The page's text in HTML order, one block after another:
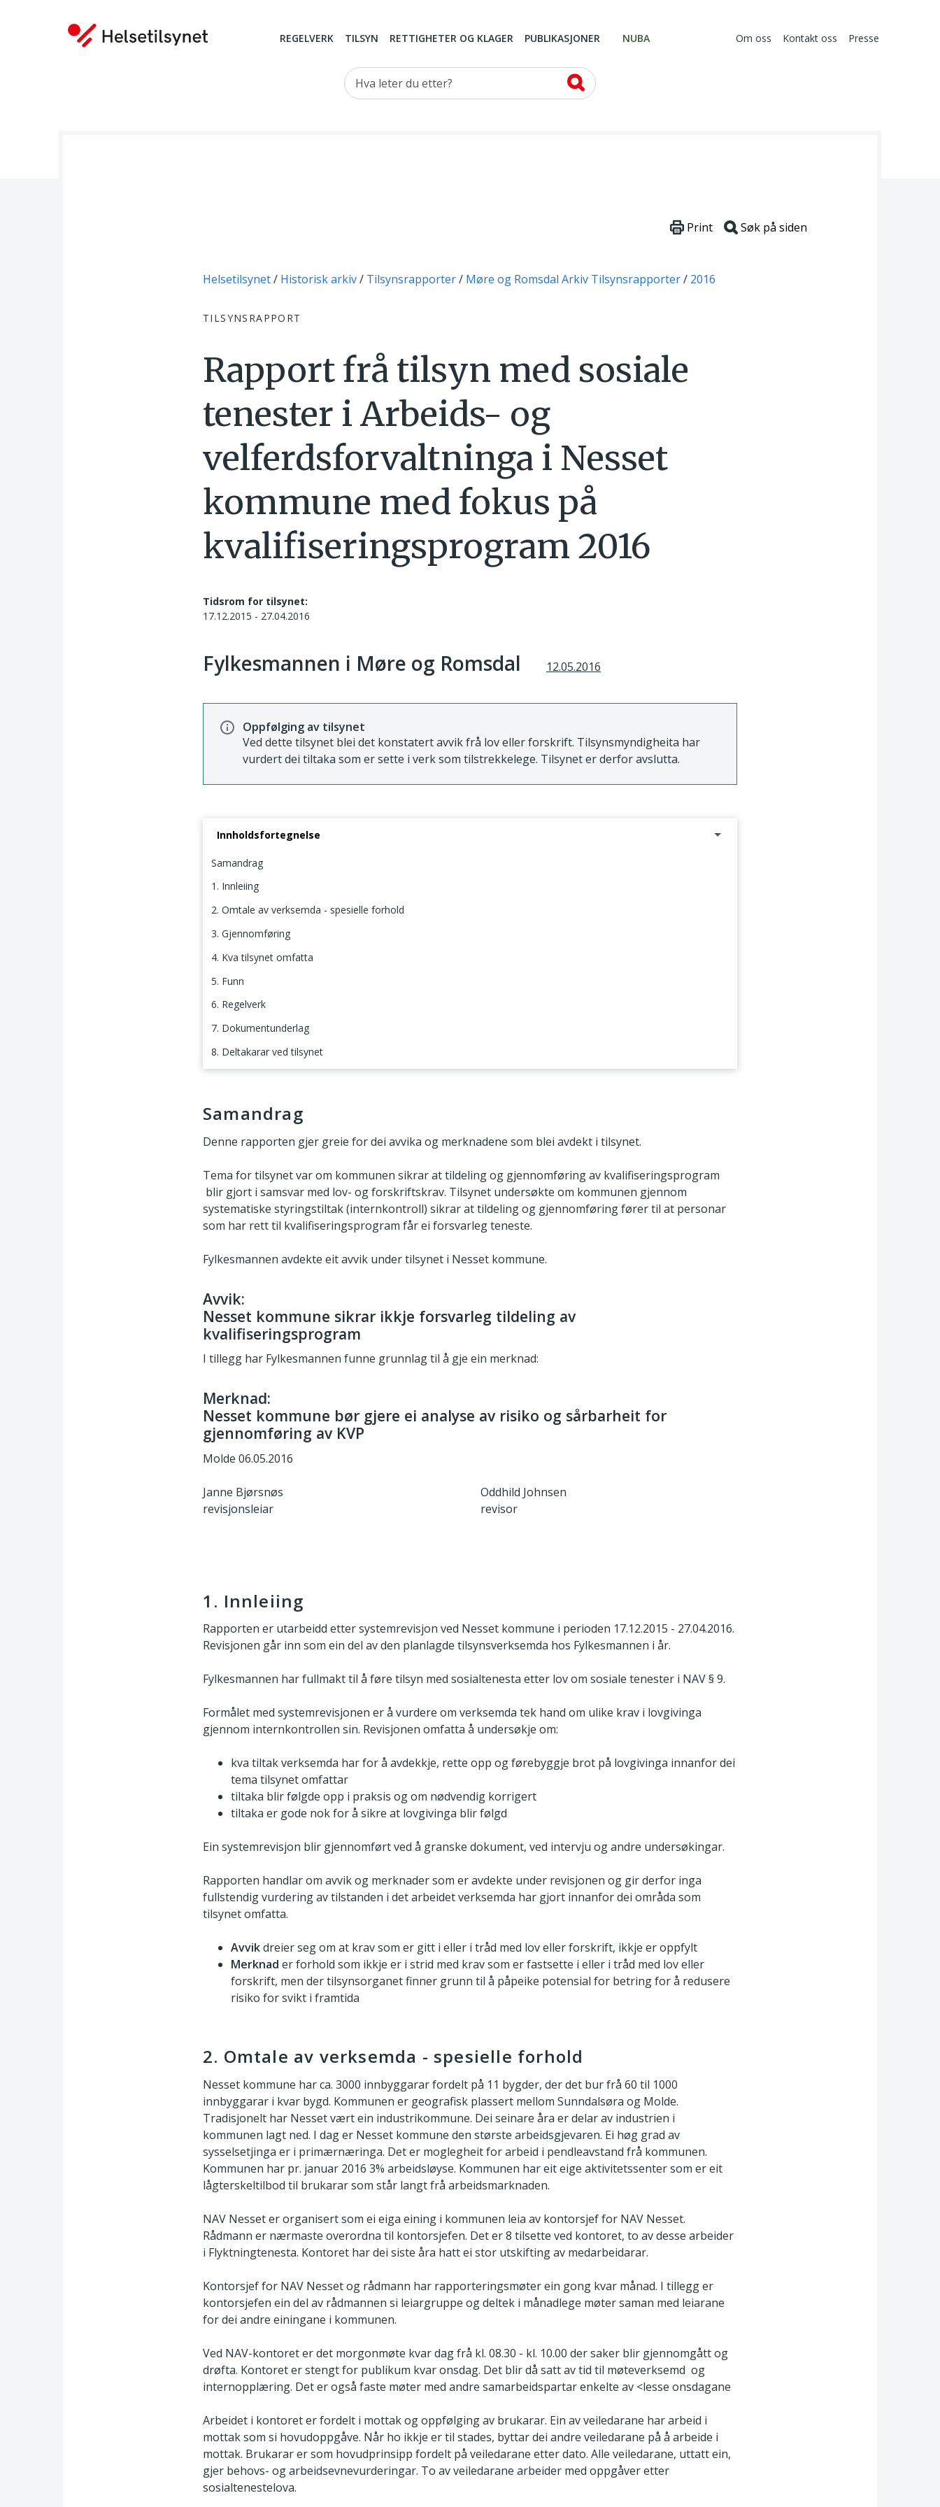
REGELVERK TILSYN RETTIGHETER OG KLAGER PUBLIKASJONER NUBA Om oss Kontakt oss Presse
Hva leter du etter?
Du er her:
Helsetilsynet Historisk arkiv Tilsynsrapporter Møre og Romsdal Arkiv Tilsynsrapporter 2016
TILSYNSRAPPORT
Print Søk på siden
Rapport frå tilsyn med sosiale
tenester i Arbeids- og
velferdsforvaltninga i Nesset
kommune med fokus på
kvalifiseringsprogram 2016
Tidsrom for tilsynet:
17.12.2015 - 27.04.2016
Fylkesmannen i Møre og Romsdal 12.05.2016
Oppfølging av tilsynet
Ved dette tilsynet blei det konstatert avvik frå lov eller forskrift. Tilsynsmyndigheita har
vurdert dei tiltaka som er sette i verk som tilstrekkelege. Tilsynet er derfor avslutta.
Innholdsfortegnelse
Samandrag
1. Innleiing
2. Omtale av verksemda - spesielle forhold
3. Gjennomføring
4. Kva tilsynet omfatta
5. Funn
6. Regelverk
7. Dokumentunderlag
8. Deltakarar ved tilsynet
Samandrag
Denne rapporten gjer greie for dei avvika og merknadene som blei avdekt i tilsynet.
Tema for tilsynet var om kommunen sikrar at tildeling og gjennomføring av kvalifiseringsprogram
blir gjort i samsvar med lov- og forskriftskrav. Tilsynet undersøkte om kommunen gjennom
systematiske styringstiltak (internkontroll) sikrar at tildeling og gjennomføring fører til at personar
som har rett til kvalifiseringsprogram får ei forsvarleg teneste.
Fylkesmannen avdekte eit avvik under tilsynet i Nesset kommune.
Avvik:
Nesset kommune sikrar ikkje forsvarleg tildeling av
kvalifiseringsprogram
I tillegg har Fylkesmannen funne grunnlag til å gje ein merknad:
Merknad:
Nesset kommune bør gjere ei analyse av risiko og sårbarheit for
gjennomføring av KVP
Molde 06.05.2016
Janne Bjørsnøs
revisjonsleiar
Oddhild Johnsen
revisor
1. Innleiing
Rapporten er utarbeidd etter systemrevisjon ved Nesset kommune i perioden 17.12.2015 - 27.04.2016.
Revisjonen går inn som ein del av den planlagde tilsynsverksemda hos Fylkesmannen i år.
Fylkesmannen har fullmakt til å føre tilsyn med sosialtenesta etter lov om sosiale tenester i NAV § 9.
Formålet med systemrevisjonen er å vurdere om verksemda tek hand om ulike krav i lovgivinga
gjennom internkontrollen sin. Revisjonen omfatta å undersøkje om:
kva tiltak verksemda har for å avdekkje, rette opp og førebyggje brot på lovgivinga innanfor dei
tema tilsynet omfattar
tiltaka blir følgde opp i praksis og om nødvendig korrigert
tiltaka er gode nok for å sikre at lovgivinga blir følgd
Ein systemrevisjon blir gjennomført ved å granske dokument, ved intervju og andre undersøkingar.
Rapporten handlar om avvik og merknader som er avdekte under revisjonen og gir derfor inga
fullstendig vurdering av tilstanden i det arbeidet verksemda har gjort innanfor dei områda som
tilsynet omfatta.
Avvikdreier seg om at krav som er gitt i eller i tråd med lov eller forskrift, ikkje er oppfylt
Merknad er forhold som ikkje er i strid med krav som er fastsette i eller i tråd med lov eller
forskrift, men der tilsynsorganet finner grunn til å påpeike potensial for betring for å redusere
risiko for svikt i framtida
2. Omtale av verksemda - spesielle forhold
Nesset kommune har ca. 3000 innbyggarar fordelt på 11 bygder, der det bur frå 60 til 1000
innbyggarar i kvar bygd. Kommunen er geografisk plassert mellom Sunndalsøra og Molde.
Tradisjonelt har Nesset vært ein industrikommune. Dei seinare åra er delar av industrien i
kommunen lagt ned. I dag er Nesset kommune den største arbeidsgjevaren. Ei høg grad av
sysselsetjinga er i primærnæringa. Det er moglegheit for arbeid i pendleavstand frå kommunen.
Kommunen har pr. januar 2016 3% arbeidsløyse. Kommunen har eit eige aktivitetssenter som er eit
lågterskeltilbod til brukarar som står langt frå arbeidsmarknaden.
NAV Nesset er organisert som ei eiga eining i kommunen leia av kontorsjef for NAV Nesset.
Rådmann er nærmaste overordna til kontorsjefen. Det er 8 tilsette ved kontoret, to av desse arbeider
i Flyktningtenesta. Kontoret har dei siste åra hatt ei stor utskifting av medarbeidarar.
Kontorsjef for NAV Nesset og rådmann har rapporteringsmøter ein gong kvar månad. I tillegg er
kontorsjefen ein del av rådmannen si leiargruppe og deltek i månadlege møter saman med leiarane
for dei andre einingane i kommunen.
Ved NAV-kontoret er det morgonmøte kvar dag frå kl. 08.30 - kl. 10.00 der saker blir gjennomgått og
drøfta. Kontoret er stengt for publikum kvar onsdag. Det blir då satt av tid til møteverksemd og
internopplæring. Det er også faste møter med andre samarbeidspartar enkelte av <lesse onsdagane
Arbeidet i kontoret er fordelt i mottak og oppfølging av brukarar. Ein av veiledarane har arbeid i
mottak som si hovudoppgåve. Når ho ikkje er til stades, byttar dei andre veiledarane på å arbeide i
mottak. Brukarar er som hovudprinsipp fordelt på veiledarane etter dato. Alle veiledarane, uttatt ein,
gjer behovs- og arbeidsevnevurderingar. To av veiledarane arbeider med oppgåver etter
sosialtenestelova.